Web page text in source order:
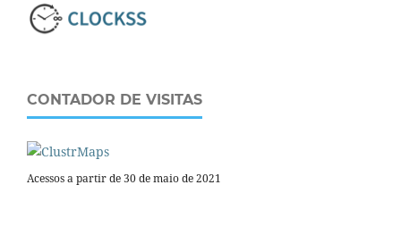
CONTADOR DE VISITAS
Acessos a partir de 30 de maio de 2021